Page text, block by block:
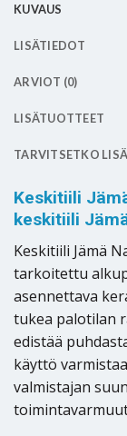
KUVAUS
LISÄTIEDOT
ARVIOT (0)
LISÄTUOTTEET
TARVITSETKO
Keskitiili
keskitiili
Keskitiili Jämä
tarkoitettu
asennettava
tukea palotilan
edistää
käyttö
valmistajan